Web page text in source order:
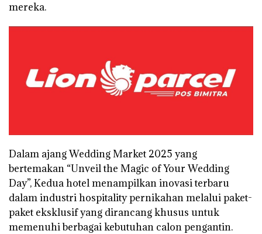
mereka.
Dalam ajang Wedding Market 2025 yang
bertemakan “Unveil the Magic of Your Wedding
Day”, Kedua hotel menampilkan inovasi terbaru
dalam industri hospitality pernikahan melalui paket-
paket eksklusif yang dirancang khusus untuk
memenuhi berbagai kebutuhan calon pengantin.